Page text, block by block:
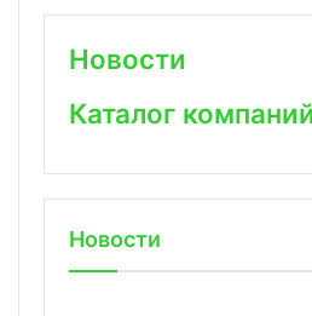
Новости
Каталог компаний
Новости